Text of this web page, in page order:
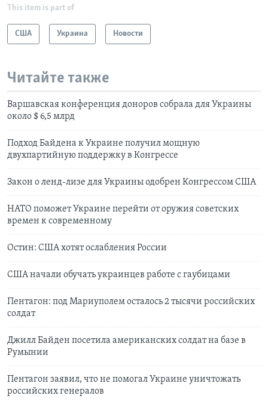
This item is part of
США Украина Новости
Читайте также
Варшавская конференция доноров собрала для Украины
около $ 6,5 млрд
Подход Байдена к Украине получил мощную
двухпартийную поддержку в Конгрессе
Закон о ленд-лизе для Украины одобрен Конгрессом США
НАТО поможет Украине перейти от оружия советских
времен к современному
Остин: США хотят ослабления России
США начали обучать украинцев работе с гаубицами
Пентагон: под Мариуполем осталось 2 тысячи российских
солдат
Джилл Байден посетила американских солдат на базе в
Румынии
Пентагон заявил, что не помогал Украине уничтожать
российских генералов